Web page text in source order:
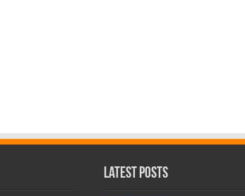
Latest Posts